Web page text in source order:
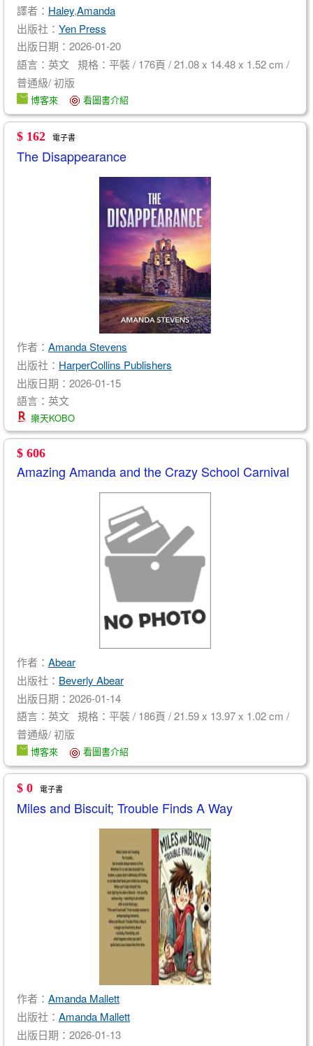
譯者： Haley,Amanda
出版社： Yen Press
出版日期：2026-01-20
語言：英文 規格：平裝 / 176頁 / 21.08 x 14.48 x 1.52 cm /
普通級/ 初版
博客來 看圖書介紹
$ 162 電子書
The Disappearance
作者： Amanda Stevens
出版社： HarperCollins Publishers
出版日期：2026-01-15
語言：英文
樂天KOBO
$ 606
Amazing Amanda and the Crazy School Carnival
作者： Abear
出版社： Beverly Abear
出版日期：2026-01-14
語言：英文 規格：平裝 / 186頁 / 21.59 x 13.97 x 1.02 cm /
普通級/ 初版
博客來 看圖書介紹
$ 0 電子書
Miles and Biscuit; Trouble Finds A Way
作者： Amanda Mallett
出版社： ​Amanda Mallett
出版日期：2026-01-13